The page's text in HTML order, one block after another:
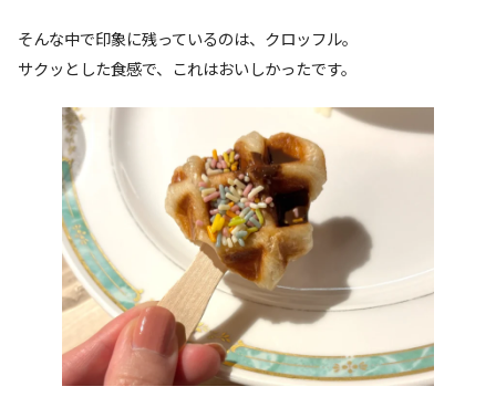
そんな中で印象に残っているのは、クロッフル。
サクッとした食感で、これはおいしかったです。